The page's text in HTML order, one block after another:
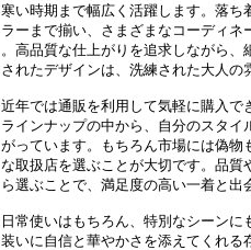
寒い時期まで幅広く活躍します。落ち
ラーまで揃い、さまざまなコーディ
。高品質な仕上がりを追求しながら
されたデザインは、洗練された大人の
近年では通販を利用して気軽に購入で
ラインナップの中から、自分のスタ
がっています。もちろん市場には偽物
な取扱店を選ぶことが大切です。品質
ら選ぶことで、満足度の高い一着と出
日常使いはもちろん、特別なシーン
装いに自信と華やかさを添えてくれる